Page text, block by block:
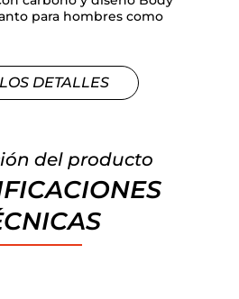
para hombres como
DETALLES
del producto